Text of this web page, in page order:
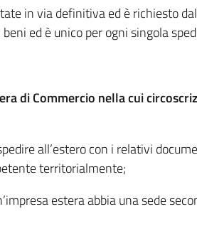
in via definitiva ed è richiesto
ed è unico per ogni singola
di Commercio nella cui
all’estero con i relativi
territorialmente;
estera abbia una sede